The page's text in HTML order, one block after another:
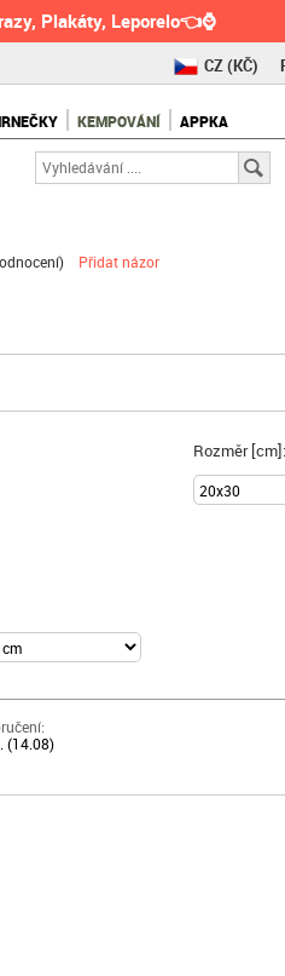
Plakáty, Leporelo👈⌚
CZ(KČ)
RO(RON)
KEMPOVÁNÍ APPKA
) Přidat názor
Rozměr [cm]:
(14.08)